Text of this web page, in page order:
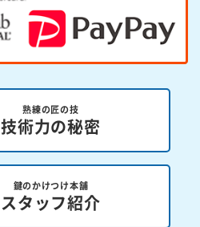
熟練の匠の技
技術力の秘密
鍵のかけつけ本舗
スタッフ紹介